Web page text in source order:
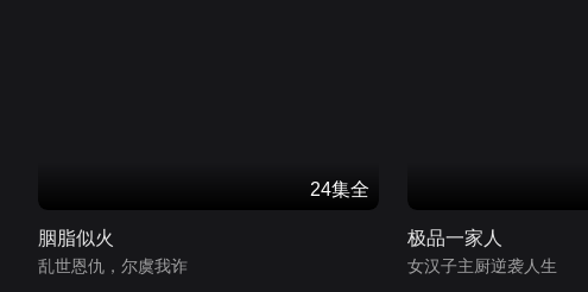
24集全
胭脂似火
乱世恩仇，尔虞我诈
极品一家人
女汉子主厨逆袭人生